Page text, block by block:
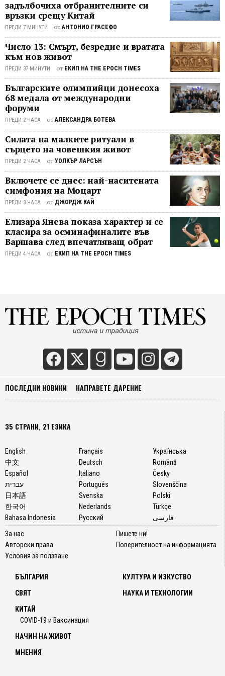
в
моята
че
съм
за
ѝ
всяка
година
се
дразня
от
се
където
съм
също
средство за всичко - от борба с рака
до регулиране на кръвната захар,
чесънът е практичен начин да
обогатите готвенето си с вкус, като
същевременно подкрепите имунната
си система. Точно сега е моментът -
засадете го късно есента, добавете
го в любимите си яхнии и го дръжте
наблизо като природен помощник
през студените месеци. Тази статия
ще ви запознае с различните ...
задълбочиха отбранителните си
връзки срещу Китай
ПРЕДИ 7 МИНУТИ от АНТОНИО ГРАСЕФО
Число 13: Смърт, безредие и вратата
към нов живот
ПРЕДИ 37 МИНУТИ от ЕКИП НА THE EPOCH TIMES
Българските олимпийци донесоха
68 медала от международни
форуми
ПРЕДИ 2 ЧАСА от АЛЕКСАНДРА БОТЕВА
Силата на малките ритуали в
сърцето на човешкия живот
ПРЕДИ 2 ЧАСА от УОЛКЪР ЛАРСЪН
Включете се днес: най-наситената
симфония на Моцарт
ПРЕДИ 3 ЧАСА от ДЖОРДЖ КАЙ
Елизара Янева показа характер и се
класира за осминафиналите във
Варшава след впечатляващ обрат
ПРЕДИ 4 ЧАСА от ЕКИП НА THE EPOCH TIMES
ПОСЛЕДНИ НОВИНИ НАПРАВЕТЕ ДАРЕНИЕ
35 СТРАНИ, 21 ЕЗИКА
English
中文
Español
עברית
日本語
한국어
Bahasa Indonesia
Français
Deutsch
Italiano
Português
Svenska
Nederlands
Русский
Українська
Română
Česky
Slovenščina
Polski
Türkçe
فارسی
За нас
Авторски права
Условия за ползване
Пишете ни!
Поверителност на информацията
БЪЛГАРИЯ
СВЯТ
КИТАЙ
COVID-19 и Ваксинация
КУЛТУРА И ИЗКУСТВО
НАУКА И ТЕХНОЛОГИИ
НАЧИН НА ЖИВОТ
МНЕНИЯ